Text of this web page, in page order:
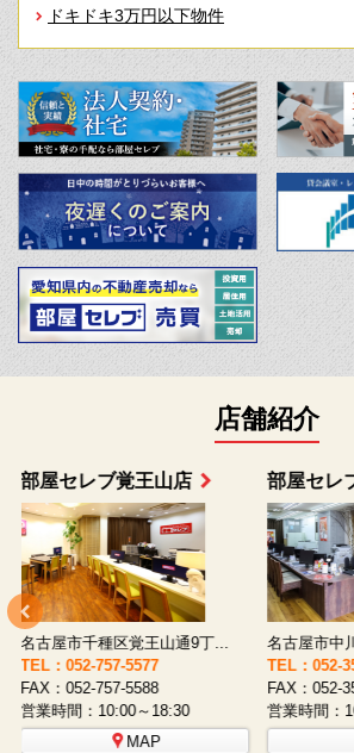
ドキドキ3万円以下物件
店舗紹介
部屋セレブ上小田井店
名古屋市西区八筋町277 ...
TEL：052-508-5933
FAX：052-508-5930
営業時間：10:00～18:30
MAP
部屋セ
名古屋市
TEL：052-
FAX：052-
営業時間：